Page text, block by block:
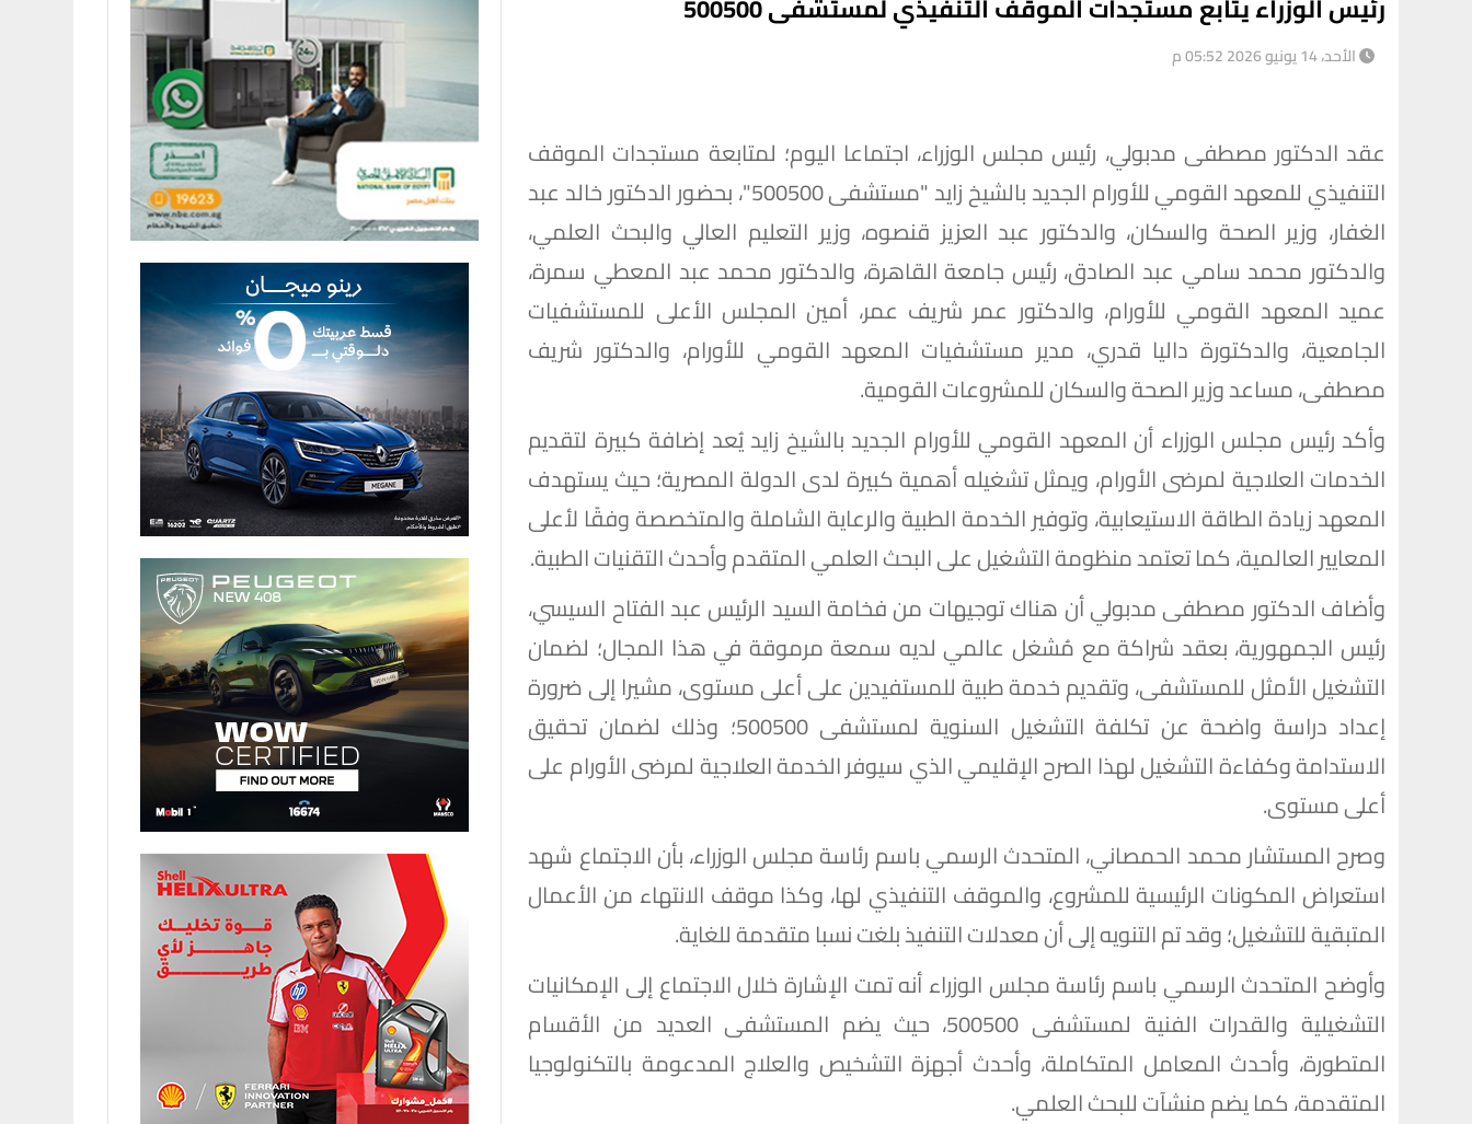
الأحد، 14 يونيو 2026 05:52 م
عقد الدكتور مصطفى مدبولي، رئيس مجلس الوزراء، اجتماعا اليوم؛ لمتابعة مستجدات الموقف
التنفيذي للمعهد القومي للأورام الجديد بالشيخ زايد "مستشفى 500500"، بحضور الدكتور خالد عبد
الغفار، وزير الصحة والسكان، والدكتور عبد العزيز قنصوه، وزير التعليم العالي والبحث العلمي،
والدكتور محمد سامي عبد الصادق، رئيس جامعة القاهرة، والدكتور محمد عبد المعطي سمرة،
عميد المعهد القومي للأورام، والدكتور عمر شريف عمر، أمين المجلس الأعلى للمستشفيات
الجامعية، والدكتورة داليا قدري، مدير مستشفيات المعهد القومي للأورام، والدكتور شريف
مصطفى، مساعد وزير الصحة والسكان للمشروعات القومية.
وأكد رئيس مجلس الوزراء أن المعهد القومي للأورام الجديد بالشيخ زايد يُعد إضافة كبيرة لتقديم
الخدمات العلاجية لمرضى الأورام، ويمثل تشغيله أهمية كبيرة لدى الدولة المصرية؛ حيث يستهدف
المعهد زيادة الطاقة الاستيعابية، وتوفير الخدمة الطبية والرعاية الشاملة والمتخصصة وفقًا لأعلى
المعايير العالمية، كما تعتمد منظومة التشغيل على البحث العلمي المتقدم وأحدث التقنيات الطبية.
وأضاف الدكتور مصطفى مدبولي أن هناك توجيهات من فخامة السيد الرئيس عبد الفتاح السيسي،
رئيس الجمهورية، بعقد شراكة مع مُشغل عالمي لديه سمعة مرموقة في هذا المجال؛ لضمان
التشغيل الأمثل للمستشفى، وتقديم خدمة طبية للمستفيدين على أعلى مستوى، مشيرا إلى ضرورة
إعداد دراسة واضحة عن تكلفة التشغيل السنوية لمستشفى 500500؛ وذلك لضمان تحقيق
الاستدامة وكفاءة التشغيل لهذا الصرح الإقليمي الذي سيوفر الخدمة العلاجية لمرضى الأورام على
أعلى مستوى.
وصرح المستشار محمد الحمصاني، المتحدث الرسمي باسم رئاسة مجلس الوزراء، بأن الاجتماع شهد
استعراض المكونات الرئيسية للمشروع، والموقف التنفيذي لها، وكذا موقف الانتهاء من الأعمال
المتبقية للتشغيل؛ وقد تم التنويه إلى أن معدلات التنفيذ بلغت نسبا متقدمة للغاية.
وأوضح المتحدث الرسمي باسم رئاسة مجلس الوزراء أنه تمت الإشارة خلال الاجتماع إلى الإمكانيات
التشغيلية والقدرات الفنية لمستشفى 500500، حيث يضم المستشفى العديد من الأقسام
المتطورة، وأحدث المعامل المتكاملة، وأحدث أجهزة التشخيص والعلاج المدعومة بالتكنولوجيا
المتقدمة، كما يضم منشآت للبحث العلمي.